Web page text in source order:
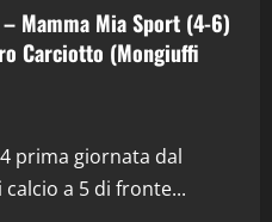
Mamma Mia Sport (4-6)
Carciotto (Mongiuffi
prima giornata dal
a 5 di fronte...
in Podcast: 29^ Puntata
Aprile 2026)